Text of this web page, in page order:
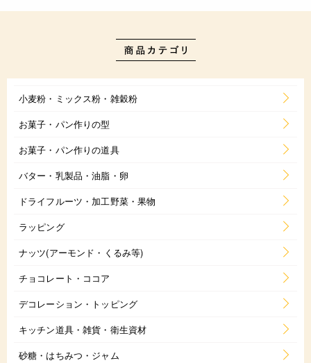
小麦粉・ミックス粉・雑穀粉
お菓子・パン作りの型
お菓子・パン作りの道具
バター・乳製品・油脂・卵
ドライフルーツ・加工野菜・果物
ラッピング
ナッツ(アーモンド・くるみ等)
チョコレート・ココア
デコレーション・トッピング
キッチン道具・雑貨・衛生資材
砂糖・はちみつ・ジャム